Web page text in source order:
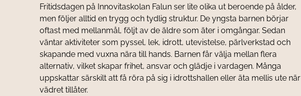
Fritidsdagen på Innovitaskolan Falun ser lite olika ut beroende på ålder,
men följer alltid en trygg och tydlig struktur. De yngsta barnen börjar
oftast med mellanmål, följt av de äldre som äter i omgångar. Sedan
väntar aktiviteter som pyssel, lek, idrott, utevistelse, pärlverkstad och
skapande med vuxna nära till hands. Barnen får välja mellan flera
alternativ, vilket skapar frihet, ansvar och glädje i vardagen. Många
uppskattar särskilt att få röra på sig i idrottshallen eller äta mellis ute när
vädret tillåter.